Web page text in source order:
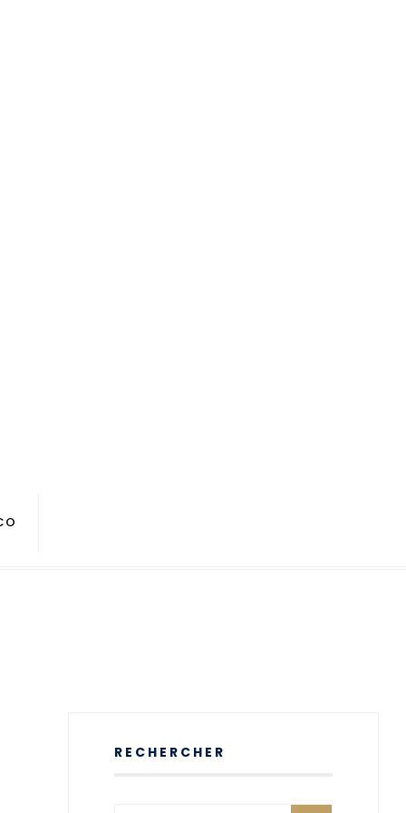
RECHERCHER